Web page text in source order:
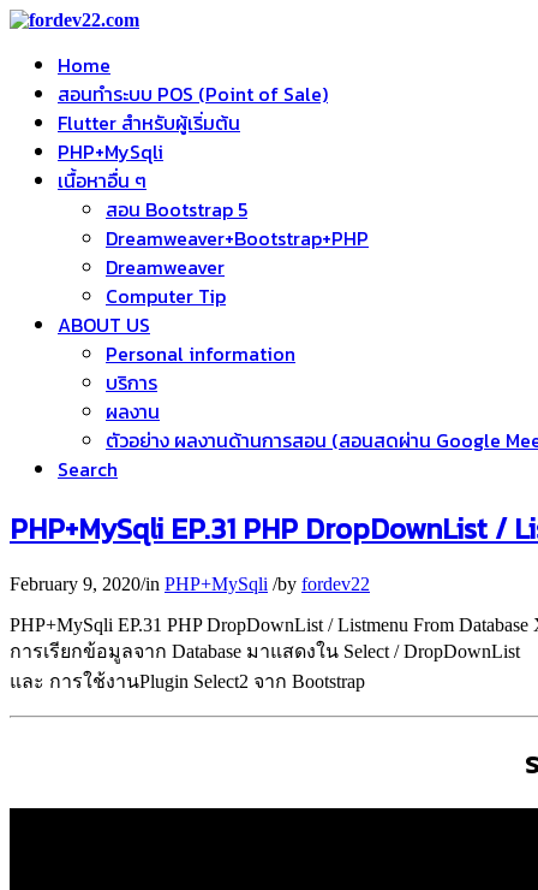
Home
สอนทำระบบ POS (Point of Sale)
Flutter สำหรับผู้เริ่มต้น
PHP+MySqli
เนื้อหาอื่น ๆ
สอน Bootstrap 5
Dreamweaver+Bootstrap+PHP
Dreamweaver
Computer Tip
ABOUT US
Personal information
บริการ
ผลงาน
ตัวอย่าง ผลงานด้านการสอน (สอนสดผ่าน Google
Search
PHP+MySqli EP.31 PHP DropDownList
February 9, 2020/in PHP+MySqli /by fordev22
PHP+MySqli EP.31 PHP DropDownList / Listmenu From Database
การเรียกข้อมูลจาก Database มาแสดงใน Select / DropDownList
และ การใช้งานPlugin Select2 จาก Bootstrap